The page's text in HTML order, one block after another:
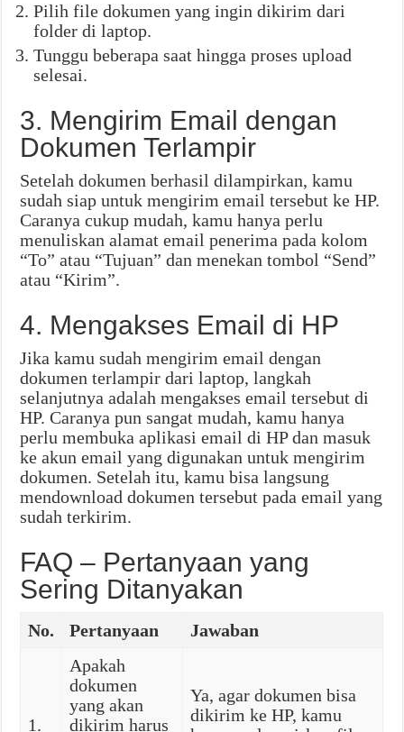
Pilih file dokumen yang ingin dikirim dari
folder di laptop.
Tunggu beberapa saat hingga proses upload
selesai.
3. Mengirim Email dengan
Dokumen Terlampir
Setelah dokumen berhasil dilampirkan, kamu
sudah siap untuk mengirim email tersebut ke HP.
Caranya cukup mudah, kamu hanya perlu
menuliskan alamat email penerima pada kolom
“To” atau “Tujuan” dan menekan tombol “Send”
atau “Kirim”.
4. Mengakses Email di HP
Jika kamu sudah mengirim email dengan
dokumen terlampir dari laptop, langkah
selanjutnya adalah mengakses email tersebut di
HP. Caranya pun sangat mudah, kamu hanya
perlu membuka aplikasi email di HP dan masuk
ke akun email yang digunakan untuk mengirim
dokumen. Setelah itu, kamu bisa langsung
mendownload dokumen tersebut pada email yang
sudah terkirim.
FAQ – Pertanyaan yang
Sering Ditanyakan
No. Pertanyaan Jawaban
1.
Apakah
dokumen
yang akan
dikirim harus
Ya, agar dokumen bisa
dikirim ke HP, kamu